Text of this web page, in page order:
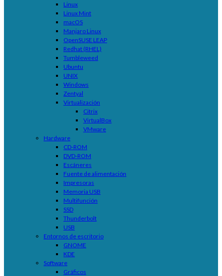
Linux
Linux Mint
macOS
Manjaro Linux
OpenSUSE LEAP
Redhat (RHEL)
Tumbleweed
Ubuntu
UNIX
Windows
Zentyal
Virtualización
Citrix
VirtualBox
VMware
Hardware
CD-ROM
DVD-ROM
Escáneres
Fuente de alimentación
Impresoras
Memoria USB
Multifunción
SSD
Thunderbolt
USB
Entornos de escritorio
GNOME
KDE
Software
Gráficos